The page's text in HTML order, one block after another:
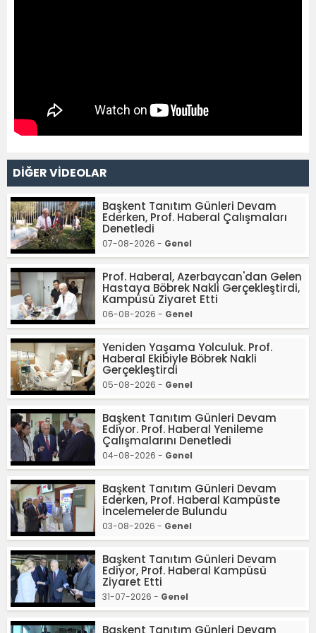
DİĞER VİDEOLAR
Başkent Tanıtım Günleri Devam
Ederken, Prof. Haberal Çalışmaları
Denetledi
07-08-2026 - Genel
Prof. Haberal, Azerbaycan'dan Gelen
Hastaya Böbrek Nakli Gerçekleştirdi,
Kampüsü Ziyaret Etti
06-08-2026 - Genel
Yeniden Yaşama Yolculuk. Prof.
Haberal Ekibiyle Böbrek Nakli
Gerçekleştirdi
05-08-2026 - Genel
Başkent Tanıtım Günleri Devam
Ediyor. Prof. Haberal Yenileme
Çalışmalarını Denetledi
04-08-2026 - Genel
Başkent Tanıtım Günleri Devam
Ederken, Prof. Haberal Kampüste
İncelemelerde Bulundu
03-08-2026 - Genel
Başkent Tanıtım Günleri Devam
Ediyor, Prof. Haberal Kampüsü
Ziyaret Etti
31-07-2026 - Genel
Başkent Tanıtım Günleri Devam